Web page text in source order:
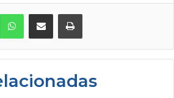
WhatsApp